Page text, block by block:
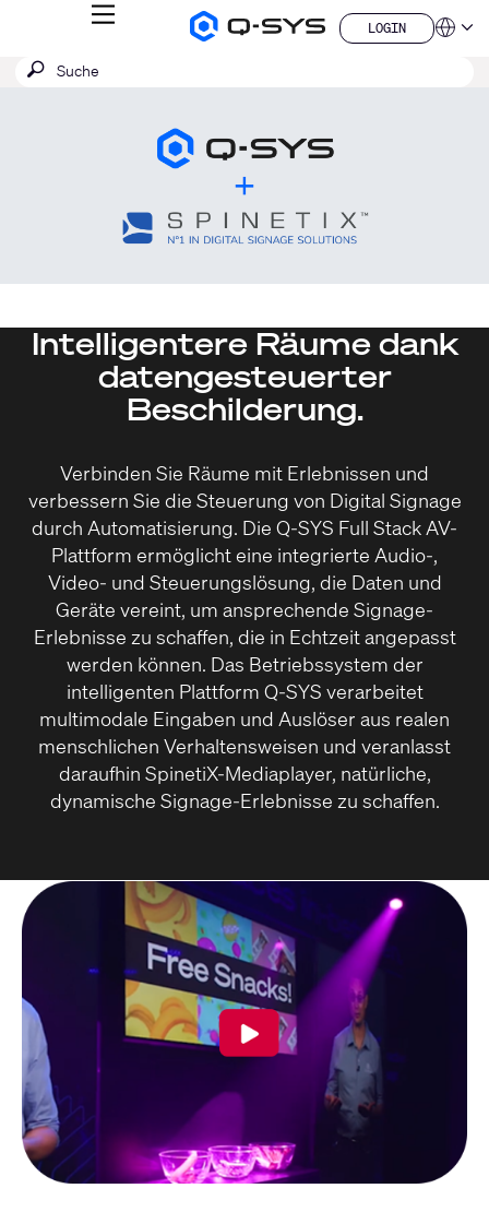
Q-
Produkte
MENÜ
LOGIN
LOGIN
QSYS.com (English)
Suche
absenden
SUCHE
Intelligentere Räume dank
datengesteuerter
Beschilderung.
Verbinden Sie Räume mit Erlebnissen und
verbessern Sie die Steuerung von Digital Signage
durch Automatisierung. Die Q-SYS Full Stack AV-
Plattform ermöglicht eine integrierte Audio-,
Video- und Steuerungslösung, die Daten und
Geräte vereint, um ansprechende Signage-
Erlebnisse zu schaffen, die in Echtzeit angepasst
werden können. Das Betriebssystem der
intelligenten Plattform Q-SYS verarbeitet
multimodale Eingaben und Auslöser aus realen
menschlichen Verhaltensweisen und veranlasst
daraufhin SpinetiX-Mediaplayer, natürliche,
dynamische Signage-Erlebnisse zu schaffen.